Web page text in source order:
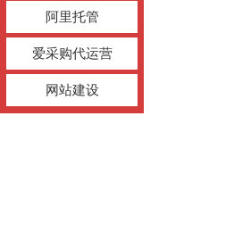
阿里托管
爱采购代运营
网站建设